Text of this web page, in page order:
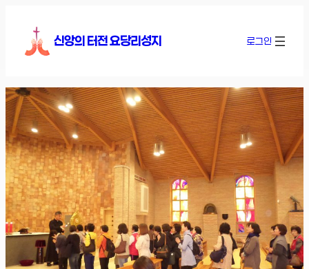
로
가
기
신앙의 터전 요당리성지 로그인